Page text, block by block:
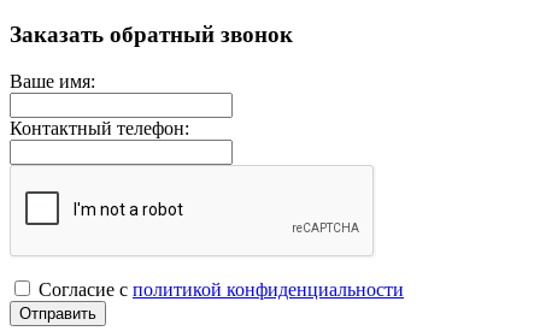
Заказать обратный звонок
Ваше имя:
Контактный телефон:
Согласие с политикой конфиденциальности
Отправить